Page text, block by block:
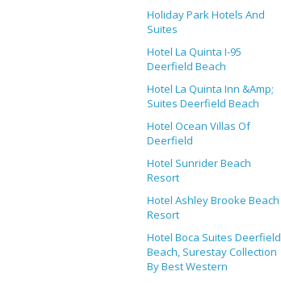
Holiday Park Hotels And
Suites
Hotel La Quinta I-95
Deerfield Beach
Hotel La Quinta Inn &Amp;
Suites Deerfield Beach
Hotel Ocean Villas Of
Deerfield
Hotel Sunrider Beach
Resort
Hotel Ashley Brooke Beach
Resort
Hotel Boca Suites Deerfield
Beach, Surestay Collection
By Best Western